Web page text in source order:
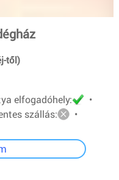
től)
elfogadóhely:
•
szállás:
•